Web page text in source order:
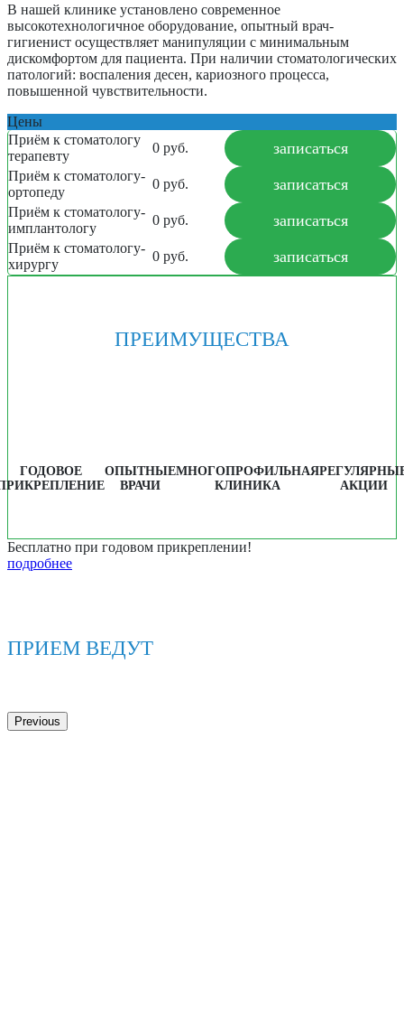
В нашей клинике установлено современное
высокотехнологичное оборудование, опытный врач-
гигиенист осуществляет манипуляции с минимальным
дискомфортом для пациента. При наличии стоматологических
патологий: воспаления десен, кариозного процесса,
повышенной чувствительности.
Цены
Приём к стоматологу
терапевту
0 руб. записаться
Приём к стоматологу-
ортопеду
0 руб. записаться
Приём к стоматологу-
имплантологу
0 руб. записаться
Приём к стоматологу-
хирургу
0 руб. записаться
ПРЕИМУЩЕСТВА
ГОДОВОЕ
ОПЫТНЫЕ
ВРАЧИ
МНОГОПРОФИЛЬНАЯ
КЛИНИКА
АКЦИИ
Бесплатно при годовом прикреплении!
подробнее
ПРИЕМ ВЕДУТ
Previous